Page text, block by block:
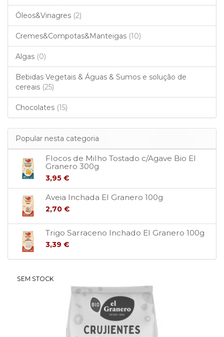
Óleos&Vinagres (2)
Cremes&Compotas&Manteigas (10)
Algas (0)
Bebidas Vegetais & Águas & Sumos e solução de
cereais (25)
Chocolates (15)
Popular nesta categoria
Flocos de Milho Tostado c/Agave Bio El
Granero 300g
3,95 €
Aveia Inchada El Granero 100g
2,70 €
Trigo Sarraceno Inchado El Granero 100g
3,39 €
SEM STOCK